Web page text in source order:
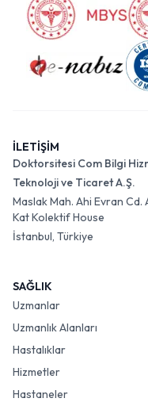
İLETİŞİM
Doktorsitesi Com Bilgi
Teknoloji ve Ticaret A.Ş.
Maslak Mah. Ahi Evran Cd.
Kat Kolektif House
İstanbul, Türkiye
SAĞLIK
Uzmanlar
Uzmanlık Alanları
Hastalıklar
Hizmetler
Hastaneler